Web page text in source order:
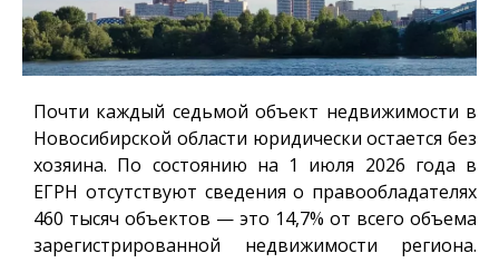
Почти каждый седьмой объект недвижимости в
Новосибирской области юридически остается без
хозяина. По состоянию на 1 июля 2026 года в
ЕГРН отсутствуют сведения о правообладателях
460 тысяч объектов — это 14,7% от всего объема
зарегистрированной недвижимости региона.